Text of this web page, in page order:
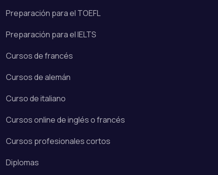
Preparación para el TOEFL
Preparación para el IELTS
Cursos de francés
Cursos de alemán
Curso de italiano
Cursos online de inglés o francés
Cursos profesionales cortos
Diplomas